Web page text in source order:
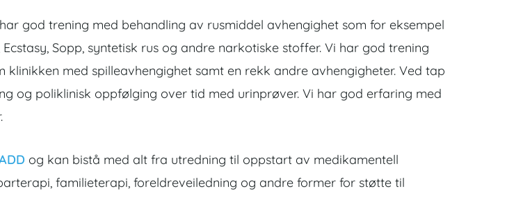
god trening med behandling av rusmiddel avhengighet som for eksempel
Sopp, syntetisk rus og andre narkotiske stoffer. Vi har god trening
med spilleavhengighet samt en rekk andre avhengigheter. Ved tap
og poliklinisk oppfølging over tid med urinprøver. Vi har god erfaring med
og kan bistå med alt fra utredning til oppstart av medikamentell
familieterapi, foreldreveiledning og andre former for støtte til